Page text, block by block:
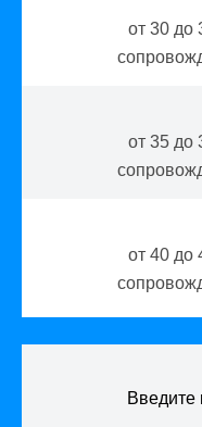
от 30 до
от 35 до
от 40 до
Введите